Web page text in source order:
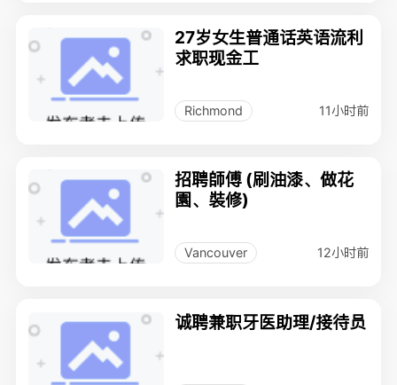
27岁女生普通话英语流利
求职现金工
Richmond 11小时前
招聘師傅 (刷油漆、做花
園、裝修)
Vancouver 12小时前
诚聘兼职牙医助理/接待员